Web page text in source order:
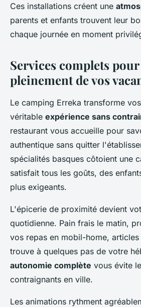
Ces installations créent une
parents et enfants trouvent leur
chaque journée en moment
Services complets
pleinement de vos
Le camping Erreka transforme
véritable expérience sans
restaurant vous accueille pour
authentique sans quitter
spécialités basques côtoient une
satisfait tous les goûts, des
plus exigeants.
L'épicerie de proximité devient
quotidienne. Pain frais le matin,
vos repas en mobil-home,
trouve à quelques pas de votre
autonomie complète vous évite
contraignants en ville.
Les animations rythment